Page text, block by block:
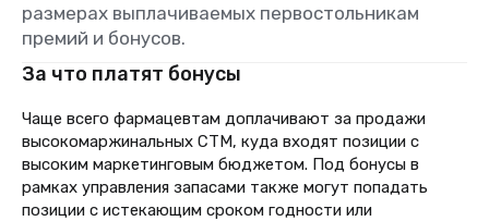
размерах выплачиваемых первостольникам
премий и бонусов.
За что платят бонусы
Чаще всего фармацевтам доплачивают за продажи
высокомаржинальных СТМ, куда входят позиции с
высоким маркетинговым бюджетом. Под бонусы в
рамках управления запасами также могут попадать
позиции с истекающим сроком годности или